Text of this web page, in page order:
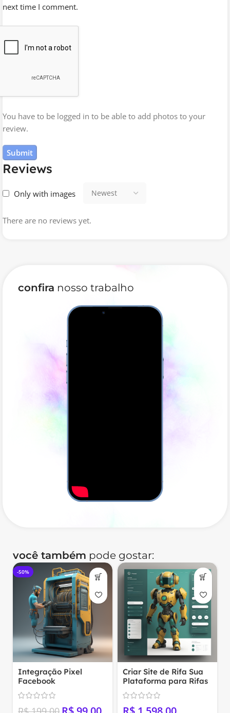
Reviews
Only with images
There are no reviews yet.
next time I comment.
You have to be logged in to be able to add photos to your
review.
confira nosso trabalho
você também pode gostar:
Criar Site de Rifa Sua
Plataforma para Rifas
Online 02
Integração de Loja
Virtual com Instagram
Shop